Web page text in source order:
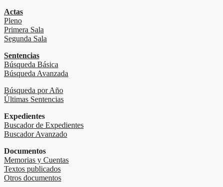
Actas
Pleno
Primera Sala
Segunda Sala
Sentencias
Búsqueda Básica
Búsqueda Avanzada
Búsqueda por Año
Últimas Sentencias
Expedientes
Buscador de Expedientes
Buscador Avanzado
Documentos
Memorias y Cuentas
Textos publicados
Otros documentos